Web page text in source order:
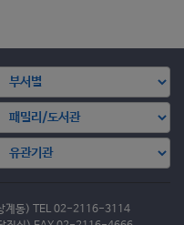
계동) TEL 02-2116-3114